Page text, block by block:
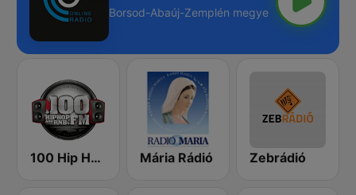
Borsod-Abaúj-Zemplén megye
100 Hip Hop and RNB FM Mária Rádió Zebrádió